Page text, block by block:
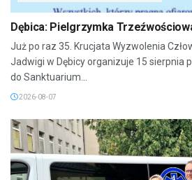
Dębica: Pielgrzymka
Już po raz 35. Krucjata Wyzwolenia
Jadwigi w Dębicy organizuje 15 sierpnia
do Sanktuarium...
2026-08-07